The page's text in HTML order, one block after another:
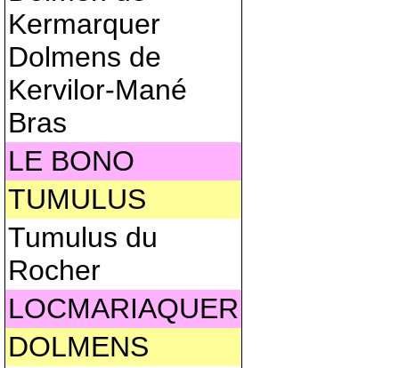
Kermarquer
Dolmens de
Kervilor-Mané
Bras
LE BONO
TUMULUS
Tumulus du
Rocher
LOCMARIAQUER
DOLMENS